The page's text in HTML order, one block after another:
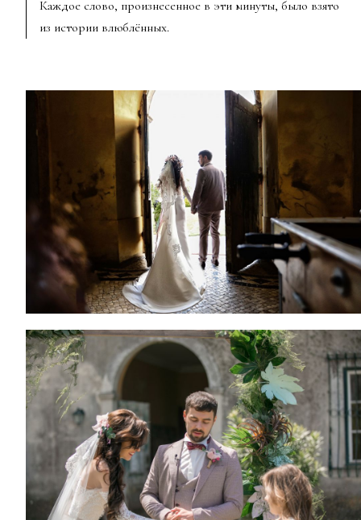
Каждое слово, произнесенное в эти минуты, было взято
из истории влюблённых.